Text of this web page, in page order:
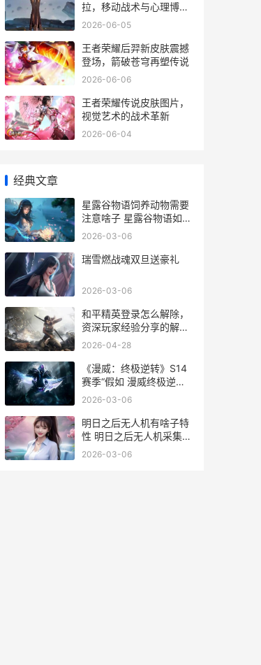
拉，移动战术与心理博弈
的革新**
2026-06-05
王者荣耀后羿新皮肤震撼
登场，箭破苍穹再塑传说
2026-06-06
王者荣耀传说皮肤图片，
视觉艺术的战术革新
2026-06-04
经典文章
星露谷物语饲养动物需要
注意啥子 星露谷物语如何
养宠物
2026-03-06
瑞雪燃战魂双旦送豪礼
2026-03-06
和平精英登录怎么解除，
资深玩家经验分享的解除
策略
2026-04-28
《漫威：终极逆转》S14
赛季“假如 漫威终极逆转
一个手机号可以绑定吗
2026-03-06
明日之后无人机有啥子特
性 明日之后无人机采集草
木灰
2026-03-06